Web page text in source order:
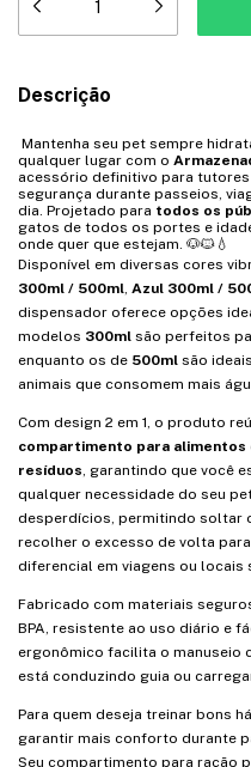
Descrição
Mantenha seu pet sempre
qualquer lugar com o
acessório definitivo para
segurança durante passeios,
dia. Projetado para todos os
gatos de todos os portes e
onde quer que estejam. 🐶🐱💧
Disponível em diversas cores
300ml / 500ml, Azul 300ml /
dispensador oferece opções
modelos 300ml são perfeitos
enquanto os de 500ml são
animais que consomem mais
Com design 2 em 1, o produto
compartimento para alimentos
resíduos, garantindo que você
qualquer necessidade do seu
desperdícios, permitindo soltar
recolher o excesso de volta
diferencial em viagens ou locais
Fabricado com materiais
BPA, resistente ao uso diário e
ergonômico facilita o manuseio
está conduzindo guia ou
Para quem deseja treinar bons
garantir mais conforto durante
Seu compartimento para ração